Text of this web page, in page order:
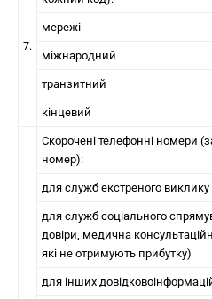
7.
мережі
міжнародний
транзитний
кінцевий
Скорочені телефонні номери
номер):
для служб екстреного виклику
для служб соціального
довіри, медична
які не отримують прибутку)
для інших